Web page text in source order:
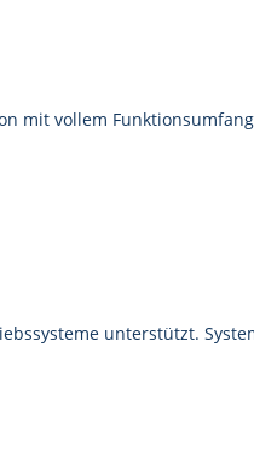
mit vollem
unterstützt.